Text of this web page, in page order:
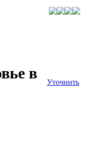
в
Уточнить